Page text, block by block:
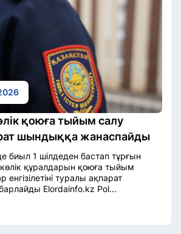
қоюға тыйым салу
шындыққа жанаспайды
биыл 1 шілдеден бастап тұрғын
құралдарын қоюға тыйым
туралы ақпарат
Elordainfo.kz Pol...